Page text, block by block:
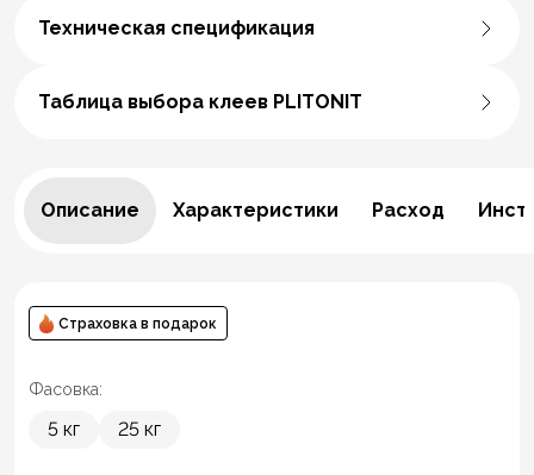
Техническая спецификация
Таблица выбора клеев PLITONIT
Описание Характеристики Расход
Страховка в подарок
Фасовка:
5 кг 25 кг